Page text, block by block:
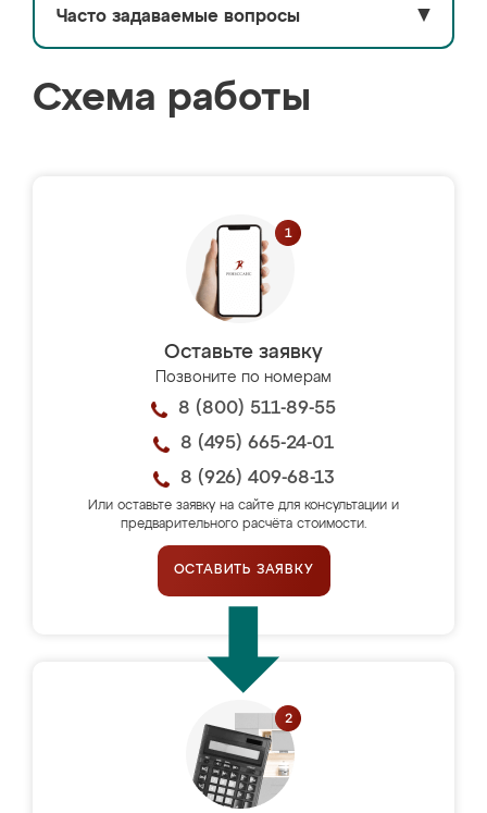
Часто задаваемые вопросы ▼
Схема работы
Оставьте заявку
Позвоните по номерам
8 (800) 511-89-55
8 (495) 665-24-01
8 (926) 409-68-13
Или оставьте заявку на сайте для консультации и
предварительного расчёта стоимости.
ОСТАВИТЬ ЗАЯВКУ